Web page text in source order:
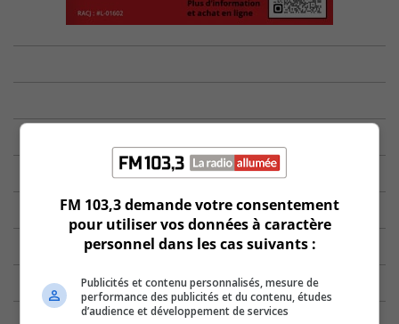
FM 103,3 demande votre consentement
pour utiliser vos données à caractère
personnel dans les cas suivants :
Publicités et contenu personnalisés, mesure de
performance des publicités et du contenu, études
d’audience et développement de services